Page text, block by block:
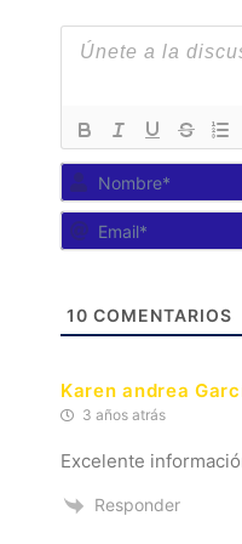
10 COMENTARIOS
Karen andrea
3 años atrás
Excelente
Responder